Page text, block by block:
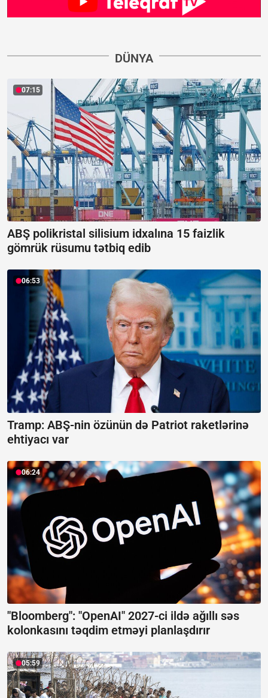
DÜNYA
07:15
ABŞ polikristal silisium idxalına 15 faizlik
gömrük rüsumu tətbiq edib
06:53
Tramp: ABŞ-nin özünün də Patriot raketlərinə
ehtiyacı var
06:24
"Bloomberg": "OpenAI" 2027-ci ildə ağıllı səs
kolonkasını təqdim etməyi planlaşdırır
05:59